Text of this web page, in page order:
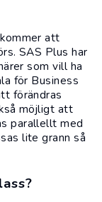
att
SAS Plus har
som vill ha
för Business
förändras
möjligt att
parallellt med
lite grann så